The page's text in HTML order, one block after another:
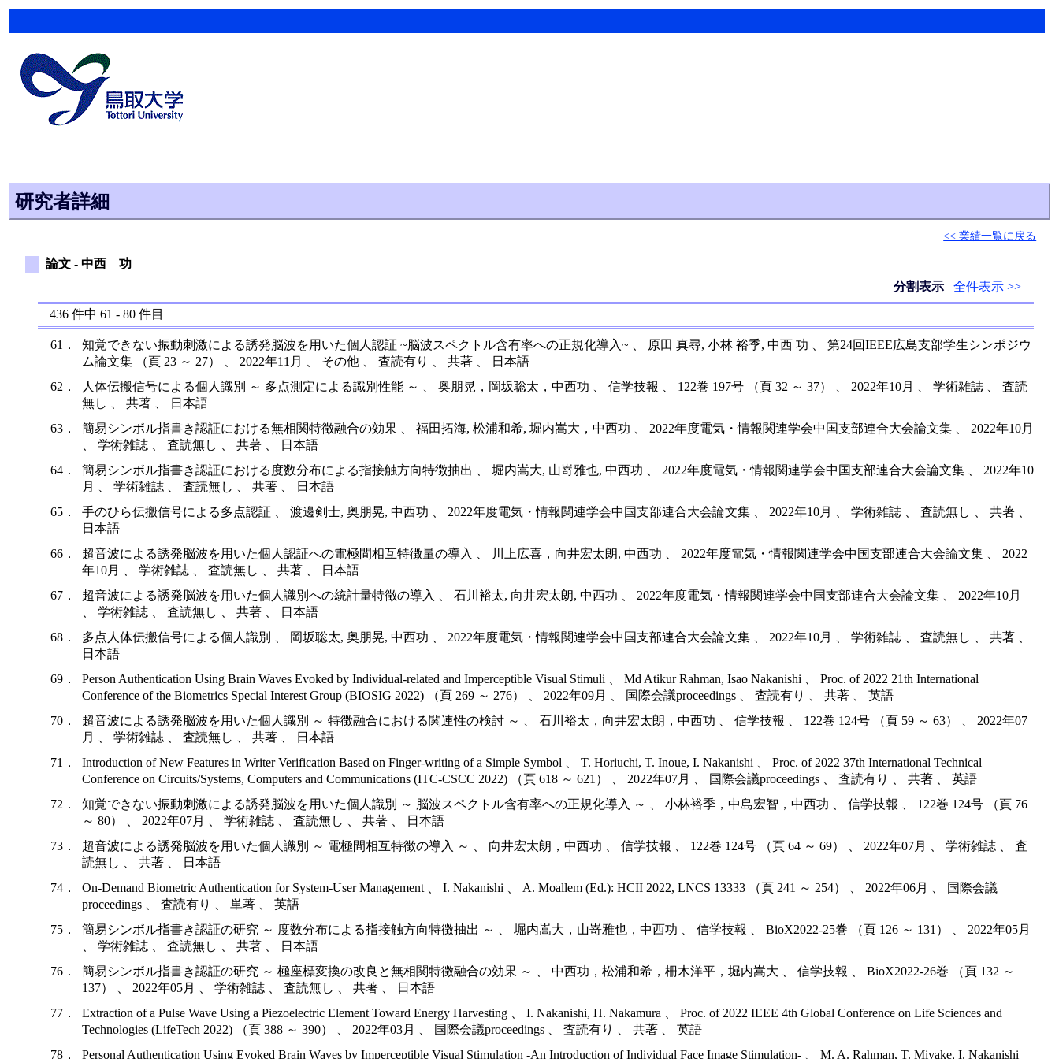
研究者詳細
<< 業績一覧に戻る
論文 - 中西 功
分割表示
全件表示 >>
436件中 61 - 80件目
61．
知覚できない振動刺激による誘発脳波を用いた個人認証 ~脳波スペクトル含有率への正規化導入~ 、 原田 真尋, 小林 裕季, 中西 功 、 第24回IEEE広島支部学生シンポジウ
ム論文集 （頁 23 ～ 27） 、 2022年11月 、 その他 、 査読有り 、 共著 、 日本語
62．
人体伝搬信号による個人識別 ～ 多点測定による識別性能 ～ 、 奥朋晃，岡坂聡太，中西功 、 信学技報 、 122巻 197号 （頁 32 ～ 37） 、 2022年10月 、 学術雑誌 、 査読
無し 、 共著 、 日本語
63．
簡易シンボル指書き認証における無相関特徴融合の効果 、 福田拓海, 松浦和希, 堀内嵩大，中西功 、 2022年度電気・情報関連学会中国支部連合大会論文集 、 2022年10月
、 学術雑誌 、 査読無し 、 共著 、 日本語
64．
簡易シンボル指書き認証における度数分布による指接触方向特徴抽出 、 堀内嵩大, 山嵜雅也, 中西功 、 2022年度電気・情報関連学会中国支部連合大会論文集 、 2022年10
月 、 学術雑誌 、 査読無し 、 共著 、 日本語
65．
手のひら伝搬信号による多点認証 、 渡邊剣士, 奥朋晃, 中西功 、 2022年度電気・情報関連学会中国支部連合大会論文集 、 2022年10月 、 学術雑誌 、 査読無し 、 共著 、
日本語
66．
超音波による誘発脳波を用いた個人認証への電極間相互特徴量の導入 、 川上広喜，向井宏太朗, 中西功 、 2022年度電気・情報関連学会中国支部連合大会論文集 、 2022
年10月 、 学術雑誌 、 査読無し 、 共著 、 日本語
67．
超音波による誘発脳波を用いた個人識別への統計量特徴の導入 、 石川裕太, 向井宏太朗, 中西功 、 2022年度電気・情報関連学会中国支部連合大会論文集 、 2022年10月
、 学術雑誌 、 査読無し 、 共著 、 日本語
68．
多点人体伝搬信号による個人識別 、 岡坂聡太, 奥朋晃, 中西功 、 2022年度電気・情報関連学会中国支部連合大会論文集 、 2022年10月 、 学術雑誌 、 査読無し 、 共著 、
日本語
69．
Person Authentication Using Brain Waves Evoked by Individual-related and Imperceptible Visual Stimuli 、 Md Atikur Rahman, Isao Nakanishi 、 Proc. of 2022 21th International
Conference of the Biometrics Special Interest Group (BIOSIG 2022) （頁 269 ～ 276） 、 2022年09月 、 国際会議proceedings 、 査読有り 、 共著 、 英語
70．
超音波による誘発脳波を用いた個人識別 ～ 特徴融合における関連性の検討 ～ 、 石川裕太，向井宏太朗，中西功 、 信学技報 、 122巻 124号 （頁 59 ～ 63） 、 2022年07
月 、 学術雑誌 、 査読無し 、 共著 、 日本語
71．
Introduction of New Features in Writer Verification Based on Finger-writing of a Simple Symbol 、 T. Horiuchi, T. Inoue, I. Nakanishi 、 Proc. of 2022 37th International Technical
Conference on Circuits/Systems, Computers and Communications (ITC-CSCC 2022) （頁 618 ～ 621） 、 2022年07月 、 国際会議proceedings 、 査読有り 、 共著 、 英語
72．
知覚できない振動刺激による誘発脳波を用いた個人識別 ～ 脳波スペクトル含有率への正規化導入 ～ 、 小林裕季，中島宏智，中西功 、 信学技報 、 122巻 124号 （頁 76
～ 80） 、 2022年07月 、 学術雑誌 、 査読無し 、 共著 、 日本語
73．
超音波による誘発脳波を用いた個人識別 ～ 電極間相互特徴の導入 ～ 、 向井宏太朗，中西功 、 信学技報 、 122巻 124号 （頁 64 ～ 69） 、 2022年07月 、 学術雑誌 、 査
読無し 、 共著 、 日本語
74．
On-Demand Biometric Authentication for System-User Management 、 I. Nakanishi 、 A. Moallem (Ed.): HCII 2022, LNCS 13333 （頁 241 ～ 254） 、 2022年06月 、 国際会議
proceedings 、 査読有り 、 単著 、 英語
75．
簡易シンボル指書き認証の研究 ～ 度数分布による指接触方向特徴抽出 ～ 、 堀内嵩大，山嵜雅也，中西功 、 信学技報 、 BioX2022-25巻 （頁 126 ～ 131） 、 2022年05月
、 学術雑誌 、 査読無し 、 共著 、 日本語
76．
簡易シンボル指書き認証の研究 ～ 極座標変換の改良と無相関特徴融合の効果 ～ 、 中西功，松浦和希，柵木洋平，堀内嵩大 、 信学技報 、 BioX2022-26巻 （頁 132 ～
137） 、 2022年05月 、 学術雑誌 、 査読無し 、 共著 、 日本語
77．
Extraction of a Pulse Wave Using a Piezoelectric Element Toward Energy Harvesting 、 I. Nakanishi, H. Nakamura 、 Proc. of 2022 IEEE 4th Global Conference on Life Sciences and
Technologies (LifeTech 2022) （頁 388 ～ 390） 、 2022年03月 、 国際会議proceedings 、 査読有り 、 共著 、 英語
78．
Personal Authentication Using Evoked Brain Waves by Imperceptible Visual Stimulation -An Introduction of Individual Face Image Stimulation- 、 M. A. Rahman, T. Miyake, I. Nakanishi